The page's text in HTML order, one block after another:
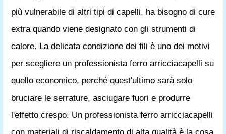
più vulnerabile di altri tipi di capelli, ha bisogno di cure
extra quando viene designato con gli strumenti di
calore. La delicata condizione dei fili è uno dei motivi
per scegliere un professionista ferro arricciacapelli su
quello economico, perché quest'ultimo sarà solo
bruciare le serrature, asciugare fuori e produrre
l'effetto crespo. Un professionista ferro arricciacapelli